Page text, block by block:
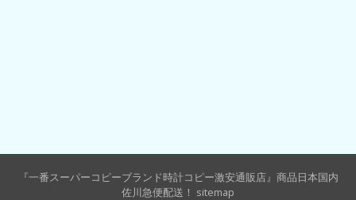
『一番スーパーコピーブランド時計コピー激安通販店』商品日本国内
佐川急便配送！ sitemap